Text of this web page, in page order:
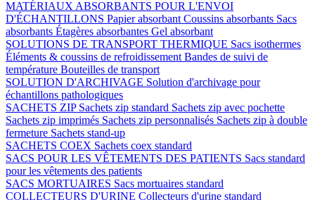
MATÉRIAUX ABSORBANTS POUR L'ENVOI
D'ÉCHANTILLONS Papier absorbant Coussins absorbants Sacs
absorbants Étagères absorbantes Gel absorbant
SOLUTIONS DE TRANSPORT THERMIQUE Sacs isothermes
Éléments & coussins de refroidissement Bandes de suivi de
température Bouteilles de transport
SOLUTION D'ARCHIVAGE Solution d'archivage pour
échantillons pathologiques
SACHETS ZIP Sachets zip standard Sachets zip avec pochette
Sachets zip imprimés Sachets zip personnalisés Sachets zip à double
fermeture Sachets stand-up
SACHETS COEX Sachets coex standard
SACS POUR LES VÊTEMENTS DES PATIENTS Sacs standard
pour les vêtements des patients
SACS MORTUAIRES Sacs mortuaires standard
COLLECTEURS D'URINE Collecteurs d'urine standard